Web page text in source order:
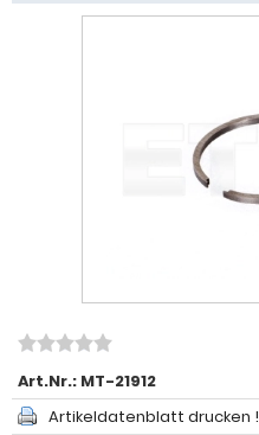
Art.Nr.: MT-21912
Artikeldatenblatt drucken !